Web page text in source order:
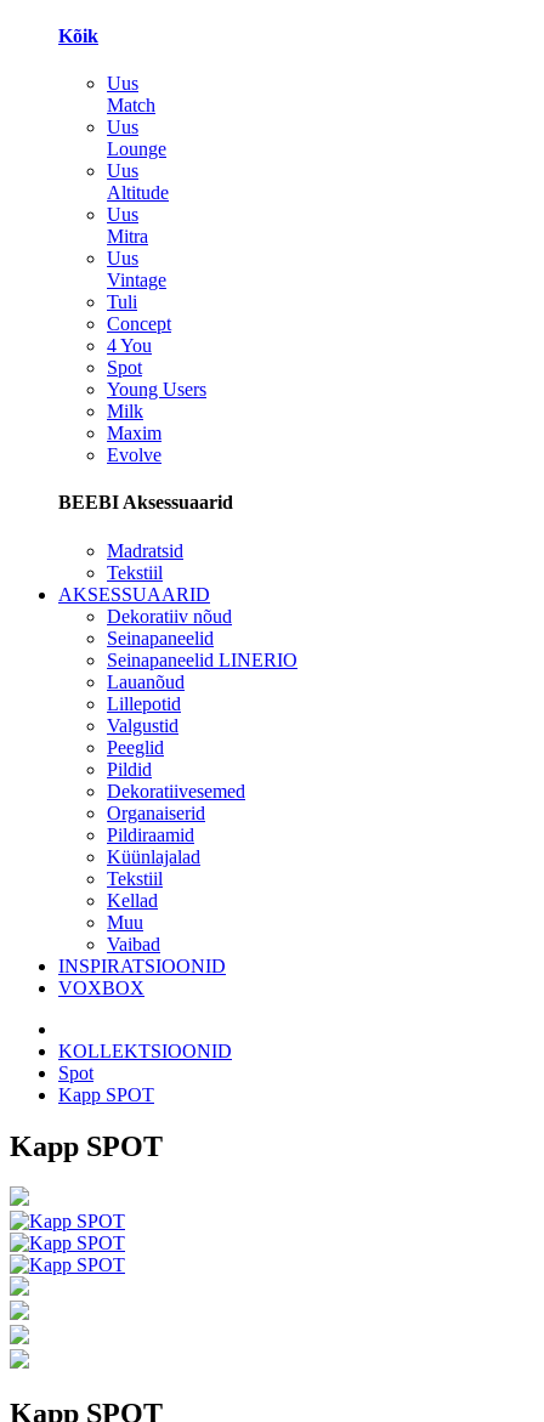
Kõik
Uus
Match
Uus
Lounge
Uus
Altitude
Uus
Mitra
Uus
Vintage
Tuli
Concept
4 You
Spot
Young Users
Milk
Maxim
Evolve
BEEBI Aksessuaarid
Madratsid
Tekstiil
AKSESSUAARID
Dekoratiiv nõud
Seinapaneelid
Seinapaneelid LINERIO
Lauanõud
Lillepotid
Valgustid
Peeglid
Pildid
Dekoratiivesemed
Organaiserid
Pildiraamid
Küünlajalad
Tekstiil
Kellad
Muu
Vaibad
INSPIRATSIOONID
VOXBOX
KOLLEKTSIOONID
Spot
Kapp SPOT
Kapp SPOT
Kapp SPOT